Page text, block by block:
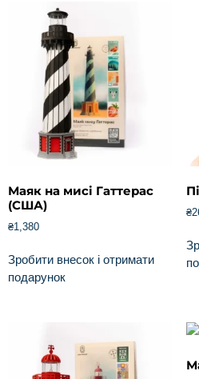
Маяк на мисі Гаттерас
(США)
₴1,380
Зробити внесок і отримати
подарунок
₴